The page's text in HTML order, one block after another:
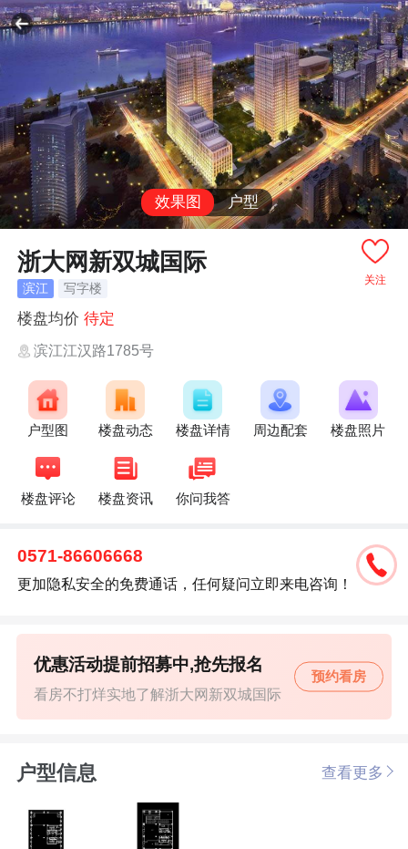
效果图 户型
关注
浙大网新双城国际
滨江 写字楼
楼盘均价待定
滨江江汉路1785号
户型图 楼盘动态 楼盘详情 周边配套 楼盘照片
楼盘评论 楼盘资讯 你问我答
0571-86606668
更加隐私安全的免费通话，任何疑问立即来电咨询！
看房不打烊实地了解浙大网新双城国际
优惠活动提前招募中,抢先报名
预约看房
户型信息 查看更多